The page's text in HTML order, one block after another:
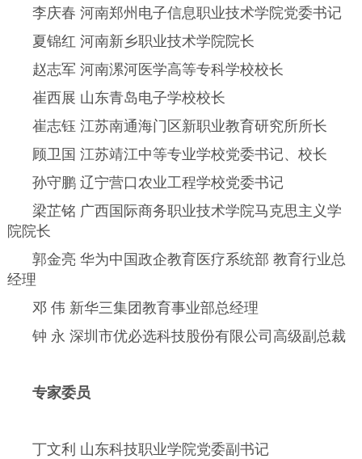
李庆春 河南郑州电子信息职业技术学院党委书记
夏锦红 河南新乡职业技术学院院长
赵志军 河南漯河医学高等专科学校校长
崔西展 山东青岛电子学校校长
崔志钰 江苏南通海门区新职业教育研究所所长
顾卫国 江苏靖江中等专业学校党委书记、校长
孙守鹏 辽宁营口农业工程学校党委书记
梁芷铭 广西国际商务职业技术学院马克思主义学
院院长
郭金亮 华为中国政企教育医疗系统部 教育行业总
经理
邓 伟 新华三集团教育事业部总经理
钟 永 深圳市优必选科技股份有限公司高级副总裁
专家委员
丁文利 山东科技职业学院党委副书记